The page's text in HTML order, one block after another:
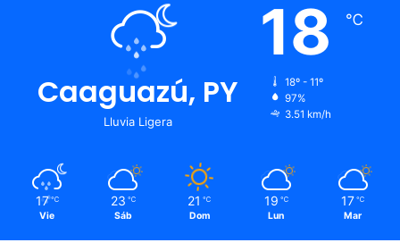
Caaguazú, PY
Lluvia Ligera
18 ℃
18º - 11º
97%
3.51 km/h
17 ℃
Vie
23 ℃
Sáb
21 ℃
Dom
19 ℃
Lun
17 ℃
Mar